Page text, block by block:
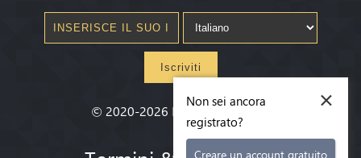
Iscriviti
© 2020-2026 Millenium State® ×
Non sei ancora
registrato?
Creare un account gratuito